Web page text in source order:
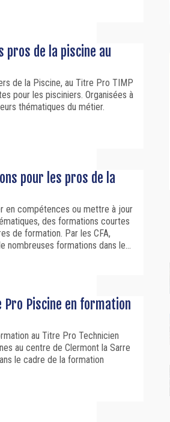
pros de la piscine au
de la Piscine, au Titre Pro TIMP
pour les pisciniers. Organisées à
thématiques du métier.
pour les pros de la
en compétences ou mettre à jour
des formations courtes
de formation. Par les CFA,
nombreuses formations dans le...
Pro Piscine en formation
au Titre Pro Technicien
au centre de Clermont la Sarre
le cadre de la formation